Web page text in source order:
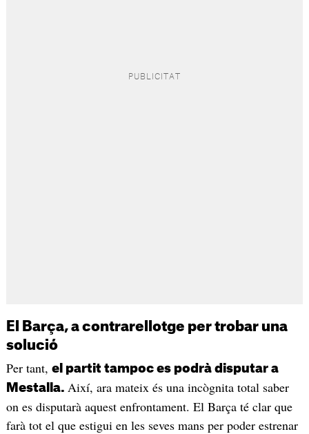
El Barça, a contrarellotge per trobar una
solució
Per tant, el partit tampoc es podrà disputar a
Mestalla. Així, ara mateix és una incògnita total saber
on es disputarà aquest enfrontament. El Barça té clar que
farà tot el que estigui en les seves mans per poder estrenar